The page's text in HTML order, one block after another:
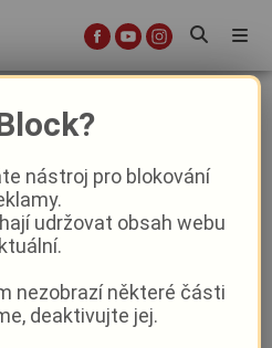
ovládly Karlovy
2024|17:36
nástroj pro blokování
udržovat obsah webu
nezobrazí některé části
deaktivujte jej.